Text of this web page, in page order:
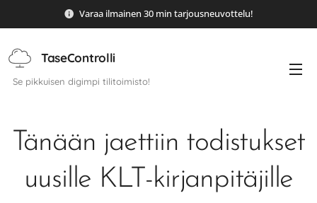
Varaa ilmainen 30 min tarjousneuvottelu!
TaseControlli
Se pikkuisen digimpi tilitoimisto!
Tänään jaettiin todistukset
uusille KLT-kirjanpitäjille